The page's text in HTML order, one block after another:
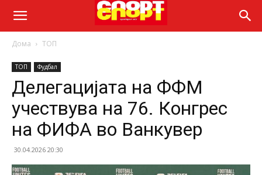
Дома ТОП
ТОП Фудбал
Делегацијата на ФФМ
учествува на 76. Конгрес
на ФИФА во Ванкувер
30.04.2026 20:30